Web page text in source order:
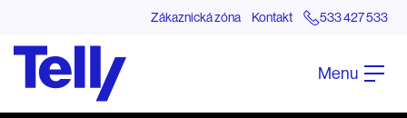
Zákaznická zóna Kontakt 533 427 533
Menu